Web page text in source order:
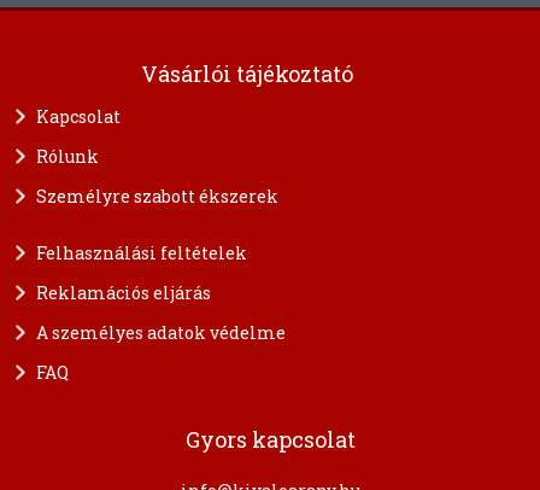
Vásárlói tájékoztató
Kapcsolat
Rólunk
Személyre szabott ékszerek
Felhasználási feltételek
Reklamációs eljárás
A személyes adatok védelme
FAQ
Gyors kapcsolat